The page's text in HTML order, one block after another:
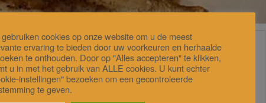
hem het beste eten?
cookies op onze website om u de meest
ervaring te bieden door uw voorkeuren en herhaalde
te onthouden. Door op "Alles accepteren" te klikken,
u in met het gebruik van ALLE cookies. U kunt echter
instellingen" bezoeken om een gecontroleerde
te geven.